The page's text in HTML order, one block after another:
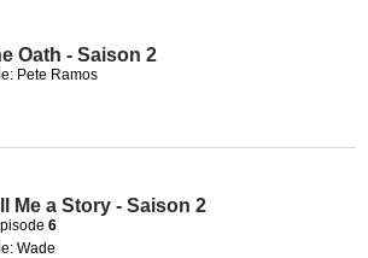
Oath - Saison 2
Pete Ramos
Me a Story - Saison 2
6
Wade